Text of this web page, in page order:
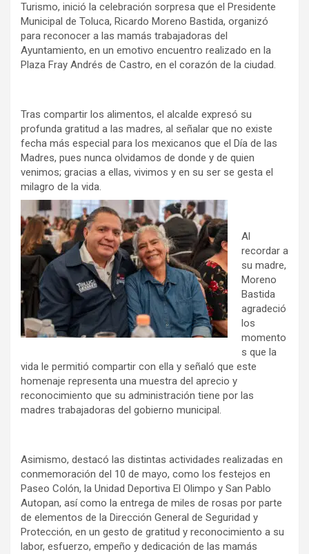
Turismo, inició la celebración sorpresa que el Presidente
Municipal de Toluca, Ricardo Moreno Bastida, organizó
para reconocer a las mamás trabajadoras del
Ayuntamiento, en un emotivo encuentro realizado en la
Plaza Fray Andrés de Castro, en el corazón de la ciudad.
Tras compartir los alimentos, el alcalde expresó su
profunda gratitud a las madres, al señalar que no existe
fecha más especial para los mexicanos que el Día de las
Madres, pues nunca olvidamos de donde y de quien
venimos; gracias a ellas, vivimos y en su ser se gesta el
milagro de la vida.
Al
recordar a
su madre,
Moreno
Bastida
agradeció
los
momento
s que la
vida le permitió compartir con ella y señaló que este
homenaje representa una muestra del aprecio y
reconocimiento que su administración tiene por las
madres trabajadoras del gobierno municipal.
Asimismo, destacó las distintas actividades realizadas en
conmemoración del 10 de mayo, como los festejos en
Paseo Colón, la Unidad Deportiva El Olimpo y San Pablo
Autopan, así como la entrega de miles de rosas por parte
de elementos de la Dirección General de Seguridad y
Protección, en un gesto de gratitud y reconocimiento a su
labor, esfuerzo, empeño y dedicación de las mamás